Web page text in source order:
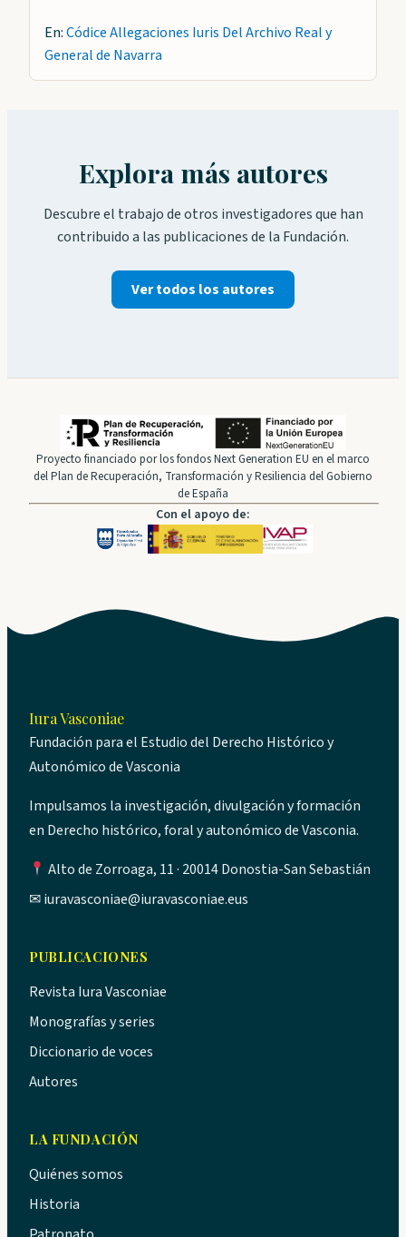
En:Códice Allegaciones Iuris Del Archivo Real y
General de Navarra
Explora más autores
Descubre el trabajo de otros investigadores que han
contribuido a las publicaciones de la Fundación.
Ver todos los autores
Proyecto financiado por los fondos Next Generation EU en el marco
del Plan de Recuperación, Transformación y Resiliencia del Gobierno
de España
Con el apoyo de:
Iura Vasconiae
Fundación para el Estudio del Derecho Histórico y
Autonómico de Vasconia
Impulsamos la investigación, divulgación y formación
en Derecho histórico, foral y autonómico de Vasconia.
Alto de Zorroaga, 11 · 20014 Donostia-San Sebastián
✉iuravasconiae@iuravasconiae.eus
PUBLICACIONES
Revista Iura Vasconiae
Monografías y series
Diccionario de voces
Autores
LA FUNDACIÓN
Quiénes somos
Historia